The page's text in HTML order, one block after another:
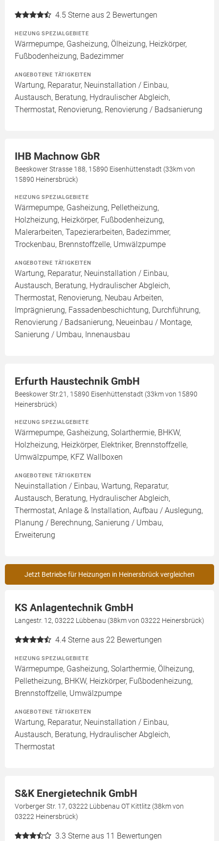
4.5 Sterne aus 2 Bewertungen
HEIZUNG SPEZIALGEBIETE
Wärmepumpe, Gasheizung, Ölheizung, Heizkörper,
Fußbodenheizung, Badezimmer
ANGEBOTENE TÄTIGKEITEN
Wartung, Reparatur, Neuinstallation / Einbau,
Austausch, Beratung, Hydraulischer Abgleich,
Thermostat, Renovierung, Renovierung / Badsanierung
IHB Machnow GbR
Beeskower Strasse 188, 15890 Eisenhüttenstadt (33km von
15890 Heinersbrück)
HEIZUNG SPEZIALGEBIETE
Wärmepumpe, Gasheizung, Pelletheizung,
Holzheizung, Heizkörper, Fußbodenheizung,
Malerarbeiten, Tapezierarbeiten, Badezimmer,
Trockenbau, Brennstoffzelle, Umwälzpumpe
ANGEBOTENE TÄTIGKEITEN
Wartung, Reparatur, Neuinstallation / Einbau,
Austausch, Beratung, Hydraulischer Abgleich,
Thermostat, Renovierung, Neubau Arbeiten,
Imprägnierung, Fassadenbeschichtung, Durchführung,
Renovierung / Badsanierung, Neueinbau / Montage,
Sanierung / Umbau, Innenausbau
Erfurth Haustechnik GmbH
Beeskower Str.21, 15890 Eisenhüttenstadt (33km von 15890
Heinersbrück)
HEIZUNG SPEZIALGEBIETE
Wärmepumpe, Gasheizung, Solarthermie, BHKW,
Holzheizung, Heizkörper, Elektriker, Brennstoffzelle,
Umwälzpumpe, KFZ Wallboxen
ANGEBOTENE TÄTIGKEITEN
Neuinstallation / Einbau, Wartung, Reparatur,
Austausch, Beratung, Hydraulischer Abgleich,
Thermostat, Anlage & Installation, Aufbau / Auslegung,
Planung / Berechnung, Sanierung / Umbau,
Erweiterung
Jetzt Betriebe für Heizungen in Heinersbrück vergleichen
KS Anlagentechnik GmbH
Langestr. 12, 03222 Lübbenau (38km von 03222 Heinersbrück)
4.4 Sterne aus 22 Bewertungen
HEIZUNG SPEZIALGEBIETE
Wärmepumpe, Gasheizung, Solarthermie, Ölheizung,
Pelletheizung, BHKW, Heizkörper, Fußbodenheizung,
Brennstoffzelle, Umwälzpumpe
ANGEBOTENE TÄTIGKEITEN
Wartung, Reparatur, Neuinstallation / Einbau,
Austausch, Beratung, Hydraulischer Abgleich,
Thermostat
S&K Energietechnik GmbH
Vorberger Str. 17, 03222 Lübbenau OT Kittlitz (38km von
03222 Heinersbrück)
3.3 Sterne aus 11 Bewertungen